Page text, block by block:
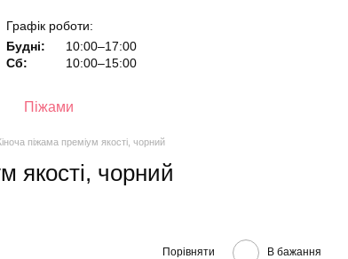
Графік роботи:
Будні:
10:00–17:00
Сб:
10:00–15:00
Піжами
піжама преміум якості, чорний
якості, чорний
Порівняти В бажання